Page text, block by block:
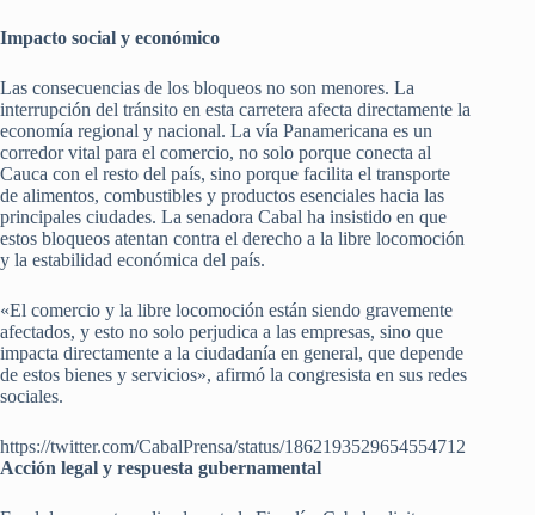
Impacto social y económico
Las consecuencias de los bloqueos no son menores. La
interrupción del tránsito en esta carretera afecta directamente la
economía regional y nacional. La vía Panamericana es un
corredor vital para el comercio, no solo porque conecta al
Cauca con el resto del país, sino porque facilita el transporte
de alimentos, combustibles y productos esenciales hacia las
principales ciudades. La senadora Cabal ha insistido en que
estos bloqueos atentan contra el derecho a la libre locomoción
y la estabilidad económica del país.
«El comercio y la libre locomoción están siendo gravemente
afectados, y esto no solo perjudica a las empresas, sino que
impacta directamente a la ciudadanía en general, que depende
de estos bienes y servicios», afirmó la congresista en sus redes
sociales.
https://twitter.com/CabalPrensa/status/1862193529654554712
Acción legal y respuesta gubernamental